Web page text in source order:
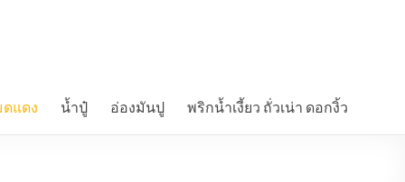
แดง น้ำปู๋ อ่องมันปู พริกน้ำเงี้ยว ถั่วเน่า ดอกงิ้ว